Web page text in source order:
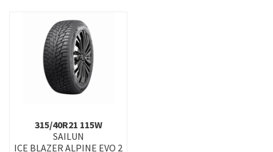
315/40R21 115W
SAILUN
ICE BLAZER ALPINE EVO 2